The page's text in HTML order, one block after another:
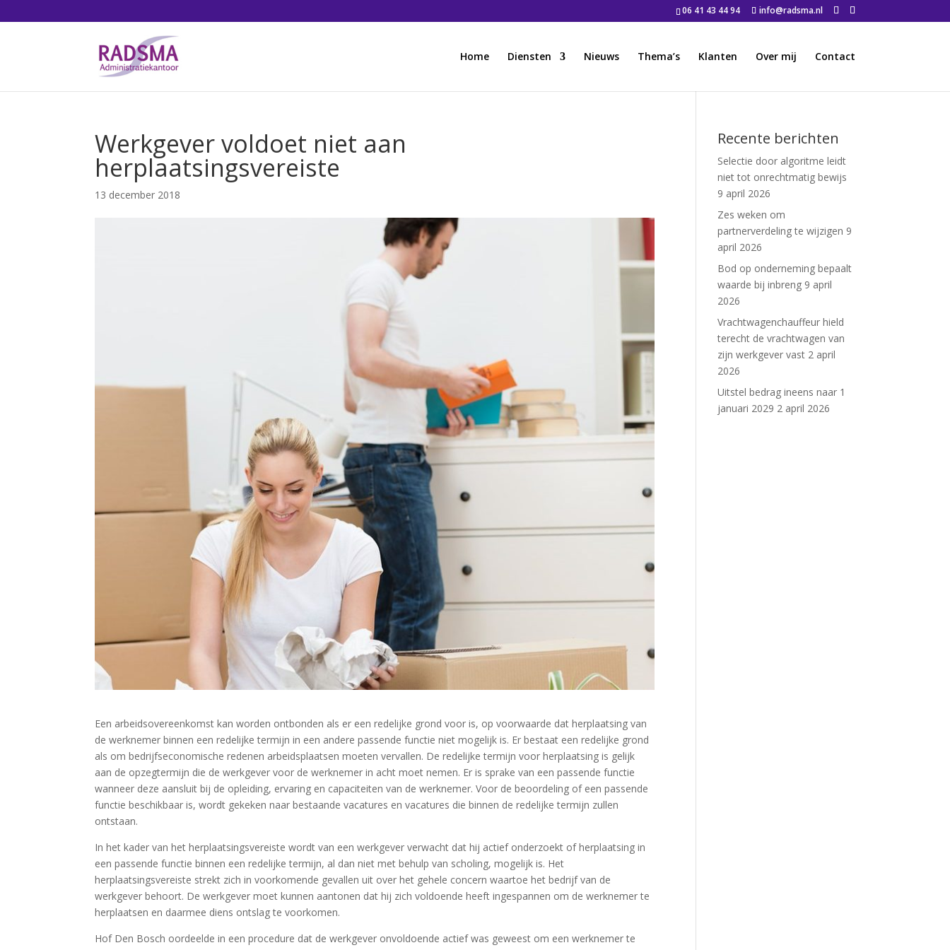
06 41 43 44 94 info@radsma.nl
Home Diensten Nieuws Thema’s Klanten Over mij Contact
Werkgever voldoet niet aan
herplaatsingsvereiste
13 december 2018
Een arbeidsovereenkomst kan worden ontbonden als er een redelijke grond voor is, op voorwaarde dat herplaatsing van
de werknemer binnen een redelijke termijn in een andere passende functie niet mogelijk is. Er bestaat een redelijke grond
als om bedrijfseconomische redenen arbeidsplaatsen moeten vervallen. De redelijke termijn voor herplaatsing is gelijk
aan de opzegtermijn die de werkgever voor de werknemer in acht moet nemen. Er is sprake van een passende functie
wanneer deze aansluit bij de opleiding, ervaring en capaciteiten van de werknemer. Voor de beoordeling of een passende
functie beschikbaar is, wordt gekeken naar bestaande vacatures en vacatures die binnen de redelijke termijn zullen
ontstaan.
In het kader van het herplaatsingsvereiste wordt van een werkgever verwacht dat hij actief onderzoekt of herplaatsing in
een passende functie binnen een redelijke termijn, al dan niet met behulp van scholing, mogelijk is. Het
herplaatsingsvereiste strekt zich in voorkomende gevallen uit over het gehele concern waartoe het bedrijf van de
werkgever behoort. De werkgever moet kunnen aantonen dat hij zich voldoende heeft ingespannen om de werknemer te
herplaatsen en daarmee diens ontslag te voorkomen.
Hof Den Bosch oordeelde in een procedure dat de werkgever onvoldoende actief was geweest om een werknemer te
Recente berichten
Selectie door algoritme leidt
niet tot onrechtmatig bewijs
9 april 2026
Zes weken om
partnerverdeling te wijzigen 9
april 2026
Bod op onderneming bepaalt
waarde bij inbreng 9 april
2026
Vrachtwagenchauffeur hield
terecht de vrachtwagen van
zijn werkgever vast 2 april
2026
Uitstel bedrag ineens naar 1
januari 2029 2 april 2026